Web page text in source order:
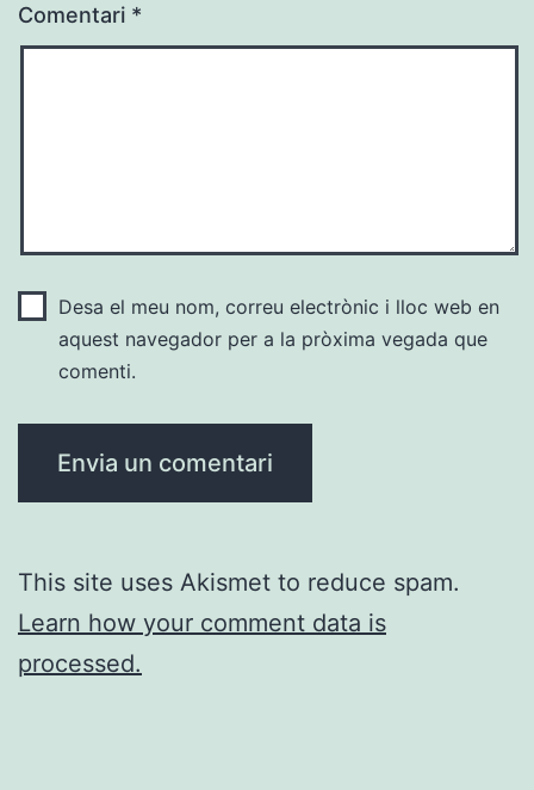
Comentari *
Desa el meu nom, correu electrònic i lloc web en
aquest navegador per a la pròxima vegada que
comenti.
This site uses Akismet to reduce spam.
Learn how your comment data is
processed.